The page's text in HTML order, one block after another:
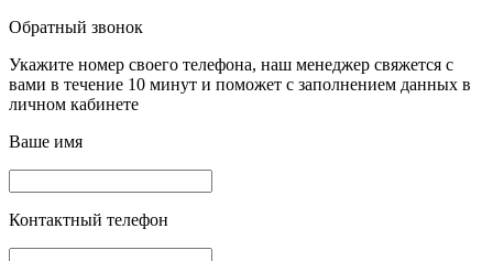
Обратный звонок
Укажите номер своего телефона, наш менеджер свяжется с
вами в течение 10 минут и поможет с заполнением данных в
личном кабинете
Ваше имя
Контактный телефон